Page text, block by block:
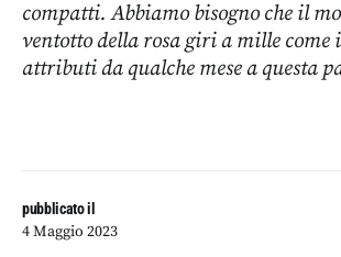
pubblicato il
4 Maggio 2023
compatti. Abbiamo bisogno che il
ventotto della rosa giri a mille come
attributi da qualche mese a questa